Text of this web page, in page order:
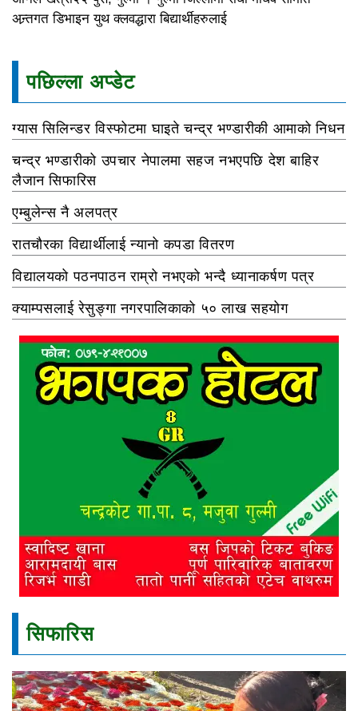
अन्र्तगत डिभाइन युथ क्लवद्धारा बिद्यार्थीहरुलाई
पछिल्ला अप्डेट
ग्यास सिलिन्डर विस्फोटमा घाइते चन्द्र भण्डारीकी आमाको निधन
चन्द्र भण्डारीको उपचार नेपालमा सहज नभएपछि देश बाहिर
लैजान सिफारिस
एम्बुलेन्स नै अलपत्र
रातचौरका विद्यार्थीलाई न्यानो कपडा वितरण
विद्यालयको पठनपाठन राम्रो नभएको भन्दै ध्यानाकर्षण पत्र
क्याम्पसलाई रेसुङ्गा नगरपालिकाको ५० लाख सहयोग
सिफारिस